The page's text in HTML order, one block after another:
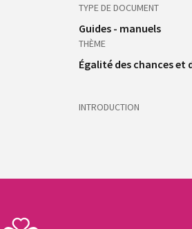
TYPE DE DOCUMENT
Guides - manuels
THÈME
Égalité des chances et
INTRODUCTION